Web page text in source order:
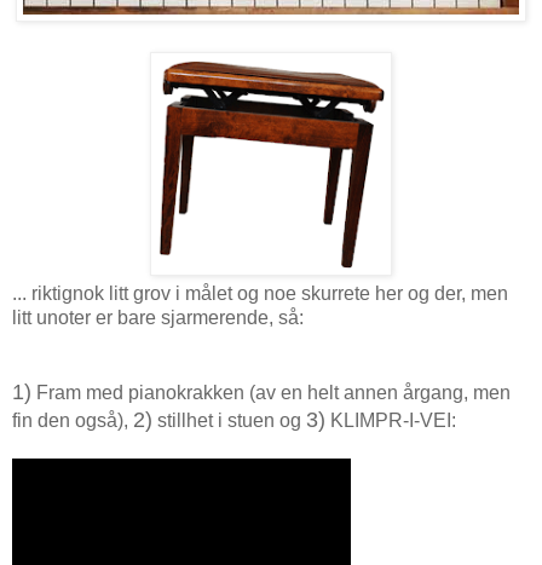
... riktignok litt grov i målet og noe skurrete her og der, men
litt unoter er bare sjarmerende, så:
1) Fram med pianokrakken (av en helt annen årgang, men
fin den også), 2) stillhet i stuen og 3) KLIMPR-I-VEI: